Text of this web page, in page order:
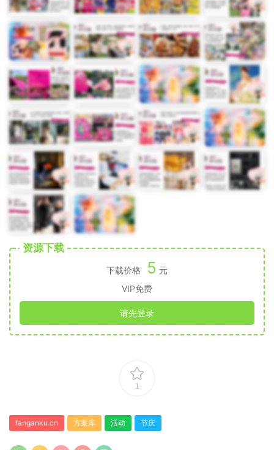
资源下载
下载价格 5 元
VIP免费
请先登录
1
fanganku.cn 方案库 活动 节庆